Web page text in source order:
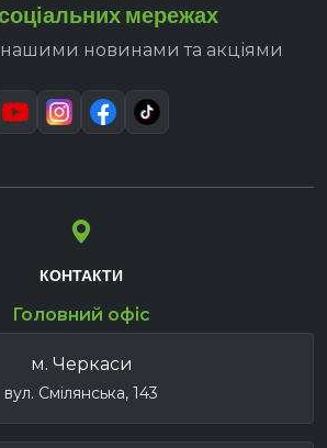
мережах
нашими новинами та акціями
КОНТАКТИ
Головний офіс
м. Черкаси
вул. Смілянська, 143